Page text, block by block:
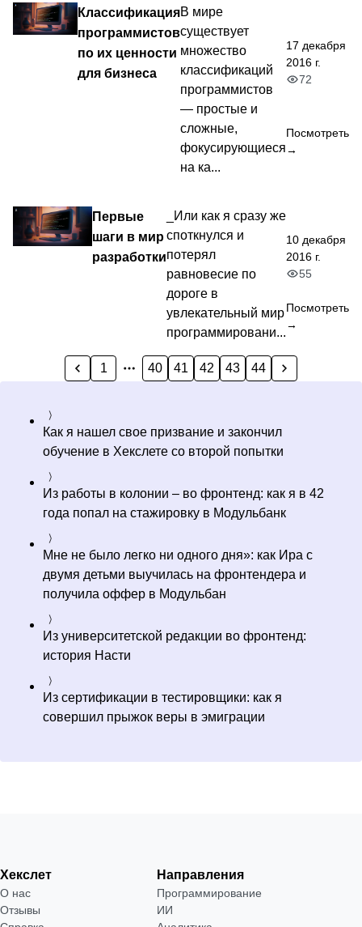
Классификация
программистов
по их ценности
для бизнеса
В мире
существует
множество
классификаций
программистов
— простые и
сложные,
фокусирующиеся
на ка...
17 декабря
2016 г.
72
Посмотреть
→
Первые
шаги в мир
разработки
_Или как я сразу же
споткнулся и
потерял
равновесие по
дороге в
увлекательный мир
программировани...
10 декабря
2016 г.
55
Посмотреть
→
1 40 41 42 43 44
Как я нашел свое призвание и закончил
обучение в Хекслете со второй попытки
Из работы в колонии – во фронтенд: как я в 42
года попал на стажировку в Модульбанк
Мне не было легко ни одного дня»: как Ира с
двумя детьми выучилась на фронтендера и
получила оффер в Модульбан
Из университетской редакции во фронтенд:
история Насти
Из сертификации в тестировщики: как я
совершил прыжок веры в эмиграции
Хекслет
О нас
Отзывы
Направления
Программирование
ИИ